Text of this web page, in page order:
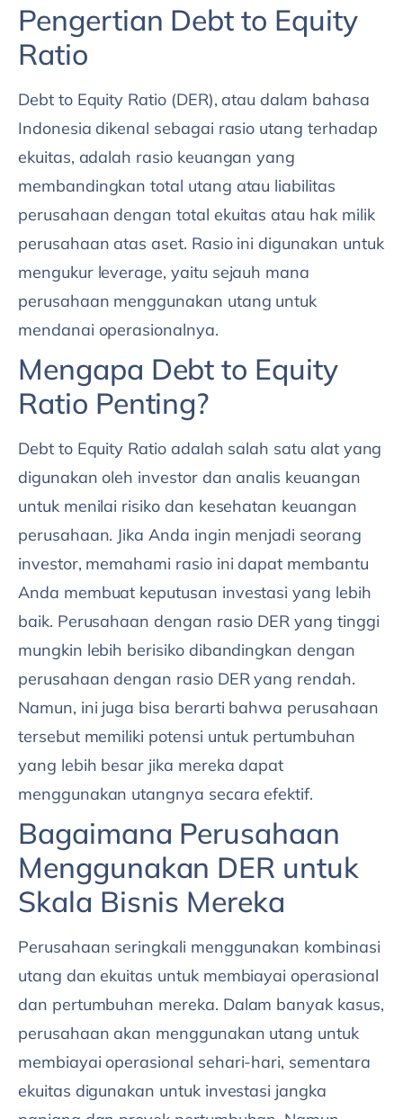
Pengertian Debt to Equity
Ratio
Debt to Equity Ratio (DER), atau dalam bahasa
Indonesia dikenal sebagai rasio utang terhadap
ekuitas, adalah rasio keuangan yang
membandingkan total utang atau liabilitas
perusahaan dengan total ekuitas atau hak milik
perusahaan atas aset. Rasio ini digunakan untuk
mengukur leverage, yaitu sejauh mana
perusahaan menggunakan utang untuk
mendanai operasionalnya.
Mengapa Debt to Equity
Ratio Penting?
Debt to Equity Ratio adalah salah satu alat yang
digunakan oleh investor dan analis keuangan
untuk menilai risiko dan kesehatan keuangan
perusahaan. Jika Anda ingin menjadi seorang
investor, memahami rasio ini dapat membantu
Anda membuat keputusan investasi yang lebih
baik. Perusahaan dengan rasio DER yang tinggi
mungkin lebih berisiko dibandingkan dengan
perusahaan dengan rasio DER yang rendah.
Namun, ini juga bisa berarti bahwa perusahaan
tersebut memiliki potensi untuk pertumbuhan
yang lebih besar jika mereka dapat
menggunakan utangnya secara efektif.
Bagaimana Perusahaan
Menggunakan DER untuk
Skala Bisnis Mereka
Perusahaan seringkali menggunakan kombinasi
utang dan ekuitas untuk membiayai operasional
dan pertumbuhan mereka. Dalam banyak kasus,
perusahaan akan menggunakan utang untuk
membiayai operasional sehari-hari, sementara
ekuitas digunakan untuk investasi jangka